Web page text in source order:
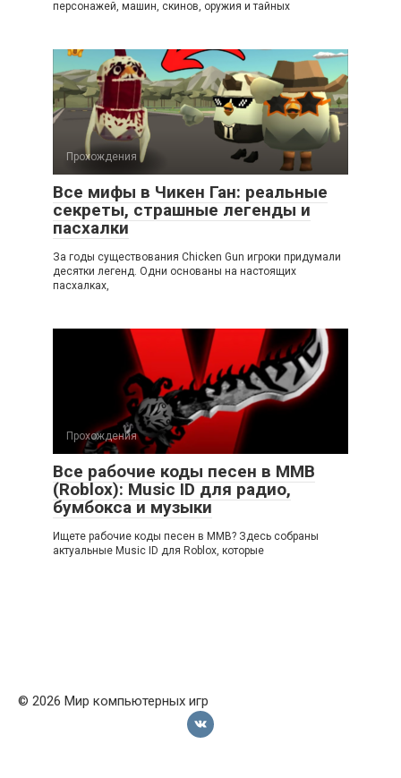
персонажей, машин, скинов, оружия и тайных
Прохождения
Все мифы в Чикен Ган: реальные
секреты, страшные легенды и
пасхалки
За годы существования Chicken Gun игроки придумали
десятки легенд. Одни основаны на настоящих
пасхалках,
Прохождения
Все рабочие коды песен в ММВ
(Roblox): Music ID для радио,
бумбокса и музыки
Ищете рабочие коды песен в ММВ? Здесь собраны
актуальные Music ID для Roblox, которые
© 2026 Мир компьютерных игр